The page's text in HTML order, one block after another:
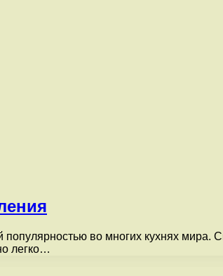
во многих кухнях
легко…